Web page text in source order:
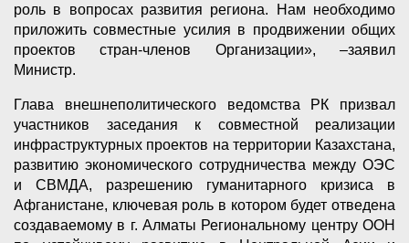
роль в вопросах развития региона. Нам необходимо
приложить совместные усилия в продвижении общих
проектов стран-членов Организации», –заявил
Министр.
Глава внешнеполитического ведомства РК призвал
участников заседания к совместной реализации
инфраструктурных проектов на территории Казахстана,
развитию экономического сотрудничества между ОЭС
и СВМДА, разрешению гуманитарного кризиса в
Афганистане, ключевая роль в котором будет отведена
создаваемому в г. Алматы Региональному центру ООН